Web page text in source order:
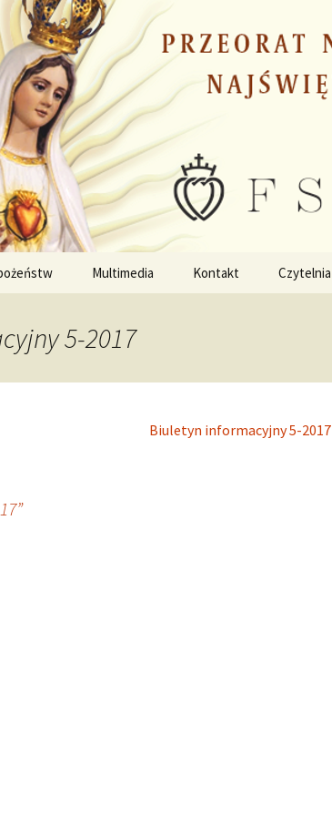
Multimedia Kontakt Czytelnia
5-2017
Biuletyn informacyjny 5-2017